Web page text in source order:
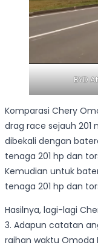
BYD
Komparasi Chery
drag race sejauh 201
dibekali dengan
tenaga 201 hp dan
Kemudian untuk
tenaga 201 hp dan
Hasilnya, lagi-lagi
3. Adapun catatan
raihan waktu Omoda